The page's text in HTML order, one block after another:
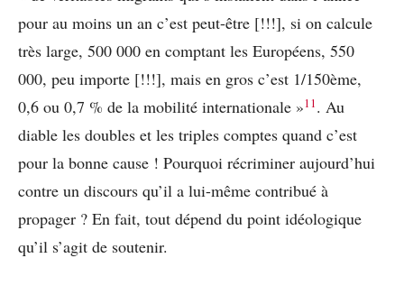
pour au moins un an c’est peut-être [!!!], si on calcule
très large, 500 000 en comptant les Européens, 550
000, peu importe [!!!], mais en gros c’est 1/150ème,
0,6 ou 0,7 % de la mobilité internationale »11. Au
diable les doubles et les triples comptes quand c’est
pour la bonne cause ! Pourquoi récriminer aujourd’hui
contre un discours qu’il a lui-même contribué à
propager ? En fait, tout dépend du point idéologique
qu’il s’agit de soutenir.